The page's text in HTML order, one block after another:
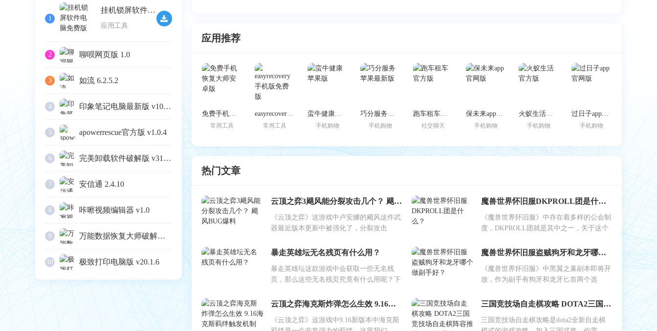
1
挂机锁屏软件电脑免费版 v2.32
应用工具
2 聊呗网页版 1.0
3 如流 6.2.5.2
4 印象笔记电脑最新版 v10.4.4
5 apowerrescue官方版 v1.0.4
6 完美卸载软件破解版 v31.16
7 安信通 2.4.10
8 咔嚓视频编辑器 v1.0
9 万能数据恢复大师破解版 v6.3
10 极致打印电脑版 v20.1.6
应用推荐
免费手机恢复大师安卓版
常用工具
easyrecovery手机版免费版
常用工具
蛮牛健康苹果版
手机购物
巧分服务苹果最新版
手机购物
跑车租车官方版
社交聊天
保未来app官网版
手机购物
火蚁生活官方版
手机购物
过日子app官网版
手机购物
热门文章
云顶之弈3飓风能分裂攻击几个？ 飓风BUG爆料
《云顶之弈》这游戏中卢安娜的飓风这件武
器最近版本更新中被强化了，分裂攻击
魔兽世界怀旧服DKPROLL团是什么？
《魔兽世界怀旧服》中存在着多样的公会制
度，DKPROLL团就是其中之一，关于这个
暴走英雄坛无名残页有什么用？
暴走英雄坛这款游戏中会获取一些无名残
页，那么这些无名残页究竟有什么用呢？下
魔兽世界怀旧服盗贼狗牙和龙牙哪个做副手好？
《魔兽世界怀旧服》中黑翼之巢副本即将开
放，作为副手有狗牙和龙牙匕首两个选
云顶之弈海克斯炸弹怎么生效 9.16海克斯羁绊触发机制
《云顶之弈》这游戏中9.16新版本中海克斯
三国竞技场自走棋攻略 DOTA2三国竞技场自走棋阵容推荐(附武将羁绊图鉴)
三国竞技场自走棋攻略是dota2全新自走棋